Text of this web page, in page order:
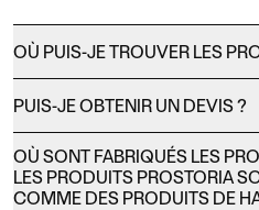
OÙ PUIS-JE TROUVER LES
PUIS-JE OBTENIR UN DEVIS ?
OÙ SONT FABRIQUÉS LES
LES PRODUITS PROSTORIA
COMME DES PRODUITS DE